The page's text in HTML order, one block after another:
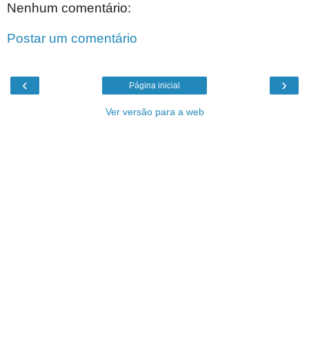
Nenhum comentário:
Postar um comentário
‹ ›
Página inicial
Ver versão para a web